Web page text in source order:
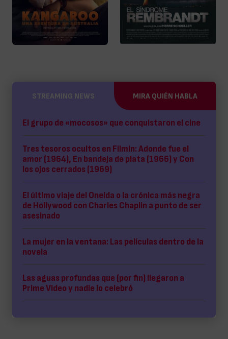
STREAMING NEWS MIRA QUIÉN HABLA
El grupo de «mocosos» que conquistaron el cine
Tres tesoros ocultos en Filmin: Adonde fue el
amor (1964), En bandeja de plata (1966) y Con
los ojos cerrados (1969)
El último viaje del Oneida o la crónica más negra
de Hollywood con Charles Chaplin a punto de ser
asesinado
La mujer en la ventana: Las películas dentro de la
novela
Las aguas profundas que (por fin) llegaron a
Prime Video y nadie lo celebró